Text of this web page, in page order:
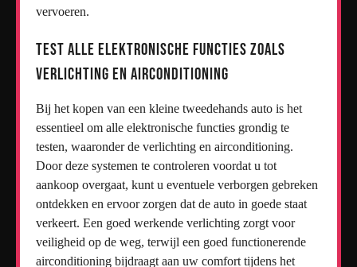
vervoeren.
Test alle elektronische functies zoals
verlichting en airconditioning
Bij het kopen van een kleine tweedehands auto is het
essentieel om alle elektronische functies grondig te
testen, waaronder de verlichting en airconditioning.
Door deze systemen te controleren voordat u tot
aankoop overgaat, kunt u eventuele verborgen gebreken
ontdekken en ervoor zorgen dat de auto in goede staat
verkeert. Een goed werkende verlichting zorgt voor
veiligheid op de weg, terwijl een goed functionerende
airconditioning bijdraagt aan uw comfort tijdens het